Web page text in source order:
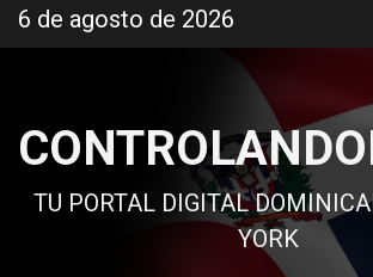
al
6 de agosto de 2026
TU PORTAL DIGITAL
YORK